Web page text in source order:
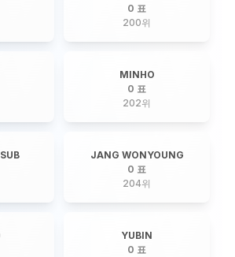
0 표
200위
MINHO
0 표
202위
JANG WONYOUNG
0 표
204위
YUBIN
0 표